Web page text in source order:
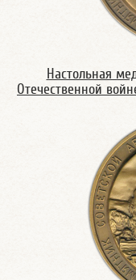
Настольная
Отечественной